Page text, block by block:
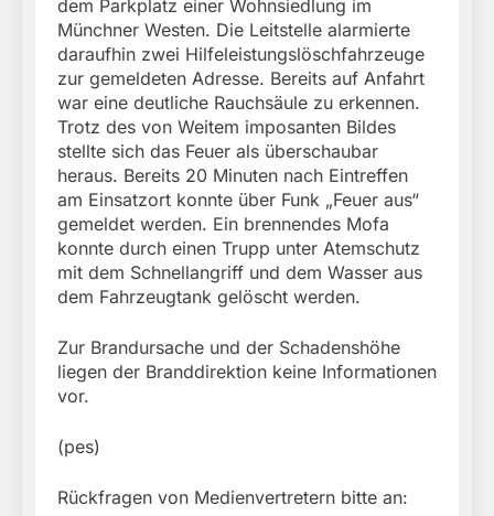
dem Parkplatz einer Wohnsiedlung im
Münchner Westen. Die Leitstelle alarmierte
daraufhin zwei Hilfeleistungslöschfahrzeuge
zur gemeldeten Adresse. Bereits auf Anfahrt
war eine deutliche Rauchsäule zu erkennen.
Trotz des von Weitem imposanten Bildes
stellte sich das Feuer als überschaubar
heraus. Bereits 20 Minuten nach Eintreffen
am Einsatzort konnte über Funk „Feuer aus“
gemeldet werden. Ein brennendes Mofa
konnte durch einen Trupp unter Atemschutz
mit dem Schnellangriff und dem Wasser aus
dem Fahrzeugtank gelöscht werden.
Zur Brandursache und der Schadenshöhe
liegen der Branddirektion keine Informationen
vor.
(pes)
Rückfragen von Medienvertretern bitte an: